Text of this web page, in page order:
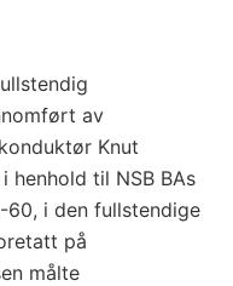
av
Knut
henhold til NSB BAs
i den fullstendige
på
målte